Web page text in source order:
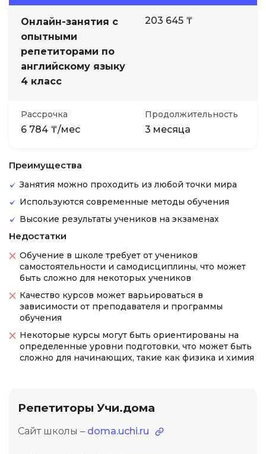
Онлайн-занятия с
опытными
репетиторами по
английскому языку
4 класс
203 645 ₸
Рассрочка
6 784 ₸/мес
Продолжительность
3 месяца
Преимущества
Занятия можно проходить из любой точки мира
Используются современные методы обучения
Высокие результаты учеников на экзаменах
Недостатки
Обучение в школе требует от учеников
самостоятельности и самодисциплины, что может
быть сложно для некоторых учеников
Качество курсов может варьироваться в
зависимости от преподавателя и программы
обучения
Некоторые курсы могут быть ориентированы на
определенные уровни подготовки, что может быть
сложно для начинающих, такие как физика и химия
Репетиторы Учи.дома
Сайт школы – doma.uchi.ru